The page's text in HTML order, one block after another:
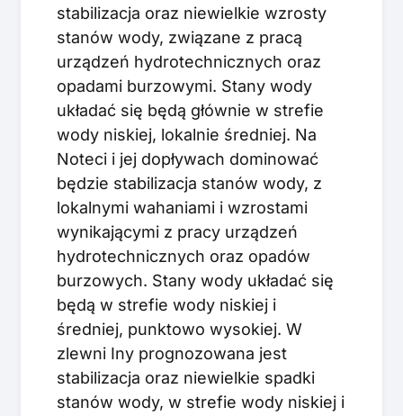
stabilizacja oraz niewielkie wzrosty
stanów wody, związane z pracą
urządzeń hydrotechnicznych oraz
opadami burzowymi. Stany wody
układać się będą głównie w strefie
wody niskiej, lokalnie średniej. Na
Noteci i jej dopływach dominować
będzie stabilizacja stanów wody, z
lokalnymi wahaniami i wzrostami
wynikającymi z pracy urządzeń
hydrotechnicznych oraz opadów
burzowych. Stany wody układać się
będą w strefie wody niskiej i
średniej, punktowo wysokiej. W
zlewni Iny prognozowana jest
stabilizacja oraz niewielkie spadki
stanów wody, w strefie wody niskiej i